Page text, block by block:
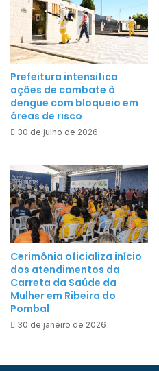
r
i
a
c
o
m
o
r
i
d
a
d
e
e
v
e
c
o
m
g
o
l
a
d
a
e
a
l
t
o
n
í
v
l
Prefeitura intensifica
ações de combate à
dengue com bloqueio em
áreas de risco
30 de julho de 2026
Cerimônia oficializa início
dos atendimentos da
Carreta da Saúde da
Mulher em Ribeira do
Pombal
30 de janeiro de 2026